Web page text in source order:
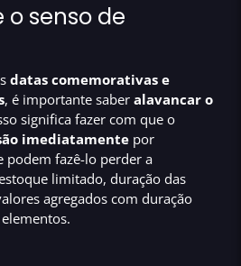
o senso de
datas comemorativas e
, é importante saber alavancar o
significa fazer com que o
imediatamente por
podem fazê-lo perder a
limitado, duração das
agregados com duração